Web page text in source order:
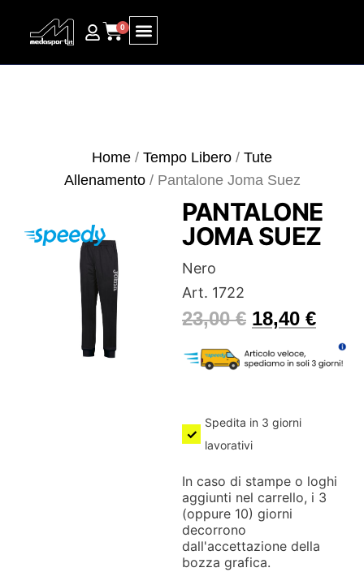
0
Home / Tempo Libero / Tute
Allenamento/ Pantalone Joma Suez
PANTALONE
JOMA SUEZ
Nero
Art. 1722
23,00€ 18,40 €
Spedita in 3 giorni
lavorativi
In caso di stampe o loghi
aggiunti nel carrello, i 3
(oppure 10) giorni
decorrono
dall'accettazione della
bozza grafica.